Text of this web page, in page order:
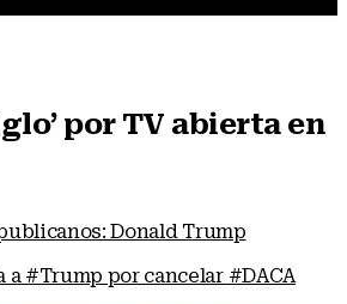
por TV abierta en
Donald Trump
a #Trump por cancelar #DACA